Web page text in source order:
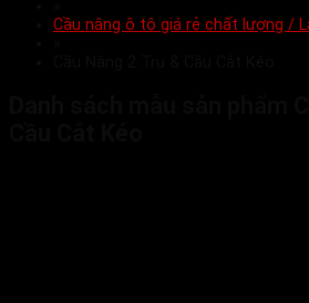
Cầu nâng ô tô giá rẻ chất lượng /